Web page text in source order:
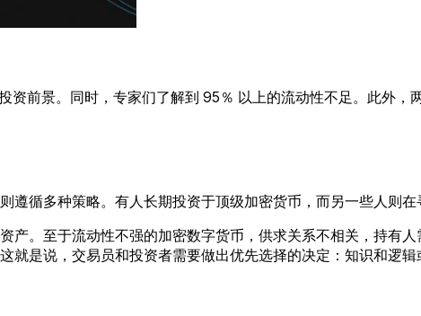
前景。同时，专家们了解到 95％ 以上的流动性不足。此外，
循多种策略。有人长期投资于顶级加密货币，而另一些人则在
产。至于流动性不强的加密数字货币，供求关系不相关，持有
是说，交易员和投资者需要做出优先选择的决定：知识和逻辑